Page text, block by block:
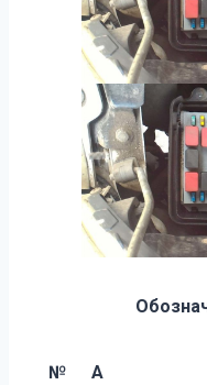
№ А